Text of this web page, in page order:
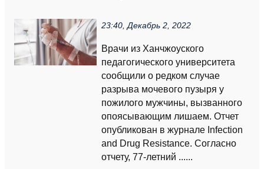
23:40, Декабрь 2, 2022
Врачи из Ханчжоуского
педагогического университета
сообщили о редком случае
разрыва мочевого пузыря у
пожилого мужчины, вызванного
опоясывающим лишаем. Отчет
опубликован в журнале Infection
and Drug Resistance. Согласно
отчету, 77-летний ......